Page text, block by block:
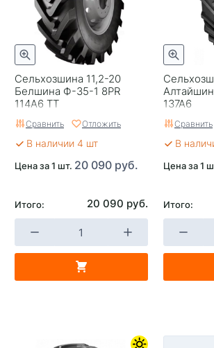
Сельхозшина 11,2-20
Белшина Ф-35-1 8PR
114A6 TT
Сравнить Отложить
В наличии 4 шт
Цена за 1 шт. 20 090 руб.
Итого: 20 090 руб.
137A6
Сравнить
В
Цена за 1
Итого: